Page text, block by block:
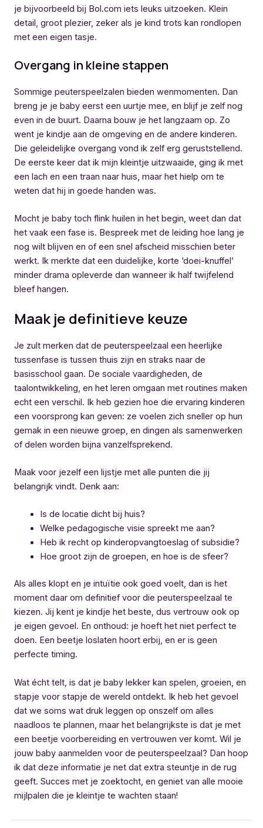
je bijvoorbeeld bij Bol.com iets leuks uitzoeken. Klein
detail, groot plezier, zeker als je kind trots kan rondlopen
met een eigen tasje.
Overgang in kleine stappen
Sommige peuterspeelzalen bieden wenmomenten. Dan
breng je je baby eerst een uurtje mee, en blijf je zelf nog
even in de buurt. Daarna bouw je het langzaam op. Zo
went je kindje aan de omgeving en de andere kinderen.
Die geleidelijke overgang vond ik zelf erg geruststellend.
De eerste keer dat ik mijn kleintje uitzwaaide, ging ik met
een lach en een traan naar huis, maar het hielp om te
weten dat hij in goede handen was.
Mocht je baby toch flink huilen in het begin, weet dan dat
het vaak een fase is. Bespreek met de leiding hoe lang je
nog wilt blijven en of een snel afscheid misschien beter
werkt. Ik merkte dat een duidelijke, korte ‘doei-knuffel’
minder drama opleverde dan wanneer ik half twijfelend
bleef hangen.
Maak je definitieve keuze
Je zult merken dat de peuterspeelzaal een heerlijke
tussenfase is tussen thuis zijn en straks naar de
basisschool gaan. De sociale vaardigheden, de
taalontwikkeling, en het leren omgaan met routines maken
echt een verschil. Ik heb gezien hoe die ervaring kinderen
een voorsprong kan geven: ze voelen zich sneller op hun
gemak in een nieuwe groep, en dingen als samenwerken
of delen worden bijna vanzelfsprekend.
Maak voor jezelf een lijstje met alle punten die jij
belangrijk vindt. Denk aan:
Is de locatie dicht bij huis?
Welke pedagogische visie spreekt me aan?
Heb ik recht op kinderopvangtoeslag of subsidie?
Hoe groot zijn de groepen, en hoe is de sfeer?
Als alles klopt en je intuïtie ook goed voelt, dan is het
moment daar om definitief voor die peuterspeelzaal te
kiezen. Jij kent je kindje het beste, dus vertrouw ook op
je eigen gevoel. En onthoud: je hoeft het niet perfect te
doen. Een beetje loslaten hoort erbij, en er is geen
perfecte timing.
Wat écht telt, is dat je baby lekker kan spelen, groeien, en
stapje voor stapje de wereld ontdekt. Ik heb het gevoel
dat we soms wat druk leggen op onszelf om alles
naadloos te plannen, maar het belangrijkste is dat je met
een beetje voorbereiding en vertrouwen ver komt. Wil je
jouw baby aanmelden voor de peuterspeelzaal? Dan hoop
ik dat deze informatie je net dat extra steuntje in de rug
geeft. Succes met je zoektocht, en geniet van alle mooie
mijlpalen die je kleintje te wachten staan!